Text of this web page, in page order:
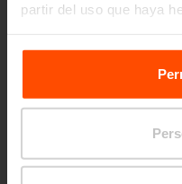
partir del uso que haya
Para más información,
Processing Personal